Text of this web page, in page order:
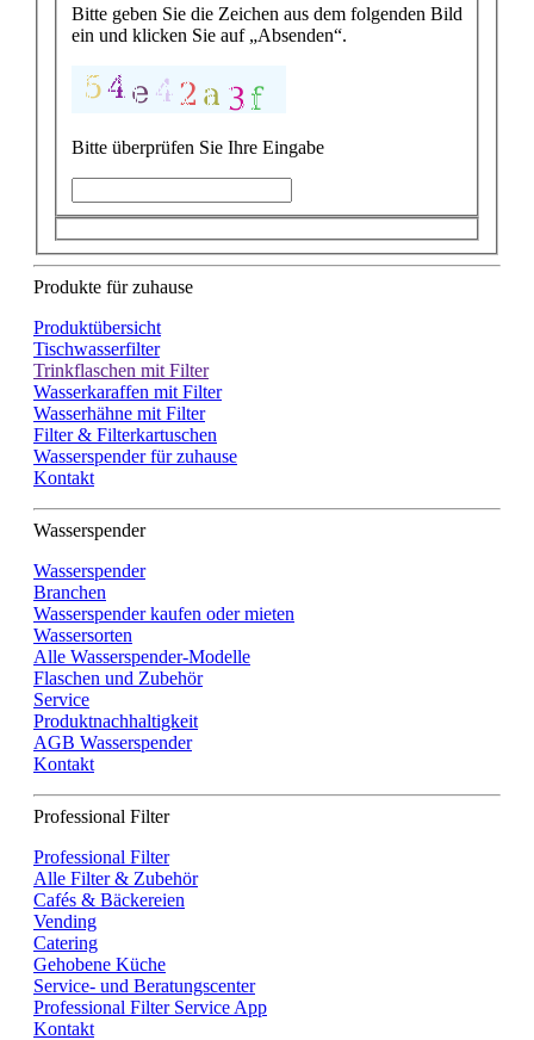
Bitte geben Sie die Zeichen aus dem folgenden Bild
ein und klicken Sie auf „Absenden“.
Bitte überprüfen Sie Ihre Eingabe
Produkte für zuhause
Produktübersicht
Tischwasserfilter
Trinkflaschen mit Filter
Wasserkaraffen mit Filter
Wasserhähne mit Filter
Filter & Filterkartuschen
Wasserspender für zuhause
Kontakt
Wasserspender
Wasserspender
Branchen
Wasserspender kaufen oder mieten
Wassersorten
Alle Wasserspender-Modelle
Flaschen und Zubehör
Service
Produktnachhaltigkeit
AGB Wasserspender
Kontakt
Professional Filter
Professional Filter
Alle Filter & Zubehör
Cafés & Bäckereien
Vending
Catering
Gehobene Küche
Service- und Beratungscenter
Professional Filter Service App
Kontakt